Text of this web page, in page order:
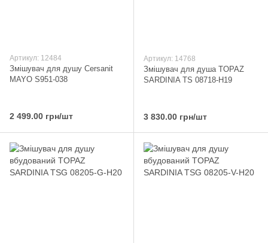
Артикул: 12484
Змішувач для душу Cersanit
MAYO S951-038
2 499.00 грн/шт
Артикул: 14768
Змішувач для душа TOPAZ
SARDINIA TS 08718-H19
3 830.00 грн/шт